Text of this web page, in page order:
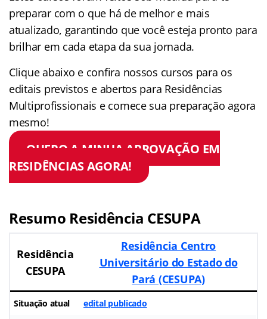
preparar com o que há de melhor e mais
atualizado, garantindo que você esteja pronto para
brilhar em cada etapa da sua jornada.
Clique abaixo e confira nossos cursos para os
editais previstos e abertos para Residências
Multiprofissionais e comece sua preparação agora
mesmo!
QUERO A MINHA APROVAÇÃO EM
RESIDÊNCIAS AGORA!
Resumo Residência CESUPA
Residência
CESUPA
Residência Centro
Universitário do Estado do
Pará (CESUPA)
Situação atual edital publicado